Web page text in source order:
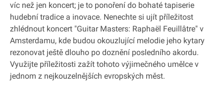
víc než jen koncert; je to ponoření do bohaté tapiserie
hudební tradice a inovace. Nenechte si ujít příležitost
zhlédnout koncert "Guitar Masters: Raphaël Feuillâtre" v
Amsterdamu, kde budou okouzlující melodie jeho kytary
rezonovat ještě dlouho po doznění posledního akordu.
Využijte příležitosti zažít tohoto výjimečného umělce v
jednom z nejkouzelnějších evropských měst.